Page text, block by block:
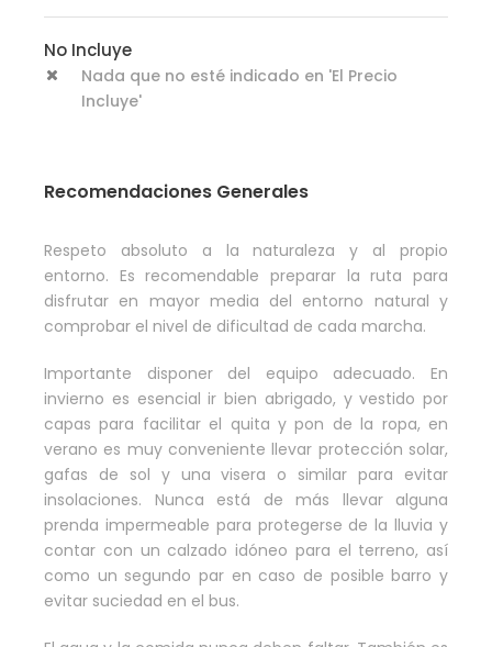
No Incluye
Nada que no esté indicado en 'El Precio
Incluye'
Recomendaciones Generales
Respeto absoluto a la naturaleza y al propio
entorno. Es recomendable preparar la ruta para
disfrutar en mayor media del entorno natural y
comprobar el nivel de dificultad de cada marcha.
Importante disponer del equipo adecuado. En
invierno es esencial ir bien abrigado, y vestido por
capas para facilitar el quita y pon de la ropa, en
verano es muy conveniente llevar protección solar,
gafas de sol y una visera o similar para evitar
insolaciones. Nunca está de más llevar alguna
prenda impermeable para protegerse de la lluvia y
contar con un calzado idóneo para el terreno, así
como un segundo par en caso de posible barro y
evitar suciedad en el bus.